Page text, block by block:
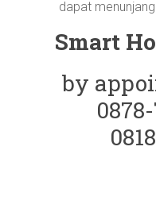
dapat
Smart
by